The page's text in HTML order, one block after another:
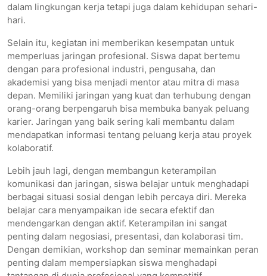
dalam lingkungan kerja tetapi juga dalam kehidupan sehari-
hari.
Selain itu, kegiatan ini memberikan kesempatan untuk
memperluas jaringan profesional. Siswa dapat bertemu
dengan para profesional industri, pengusaha, dan
akademisi yang bisa menjadi mentor atau mitra di masa
depan. Memiliki jaringan yang kuat dan terhubung dengan
orang-orang berpengaruh bisa membuka banyak peluang
karier. Jaringan yang baik sering kali membantu dalam
mendapatkan informasi tentang peluang kerja atau proyek
kolaboratif.
Lebih jauh lagi, dengan membangun keterampilan
komunikasi dan jaringan, siswa belajar untuk menghadapi
berbagai situasi sosial dengan lebih percaya diri. Mereka
belajar cara menyampaikan ide secara efektif dan
mendengarkan dengan aktif. Keterampilan ini sangat
penting dalam negosiasi, presentasi, dan kolaborasi tim.
Dengan demikian, workshop dan seminar memainkan peran
penting dalam mempersiapkan siswa menghadapi